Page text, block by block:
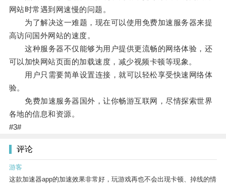
网站时常遇到网速慢的问题。
为了解决这一难题，现在可以使用免费加速服务器来提
高访问国外网站的速度。
这种服务器不仅能够为用户提供更流畅的网络体验，还
可以加快网站页面的加载速度，减少视频卡顿等现象。
用户只需要简单设置连接，就可以轻松享受快速网络体
验。
免费加速服务器国外，让你畅游互联网，尽情探索世界
各地的信息和资源。
#3#
评论
游客
这款加速器app的加速效果非常好，玩游戏再也不会出现卡顿、掉线的情